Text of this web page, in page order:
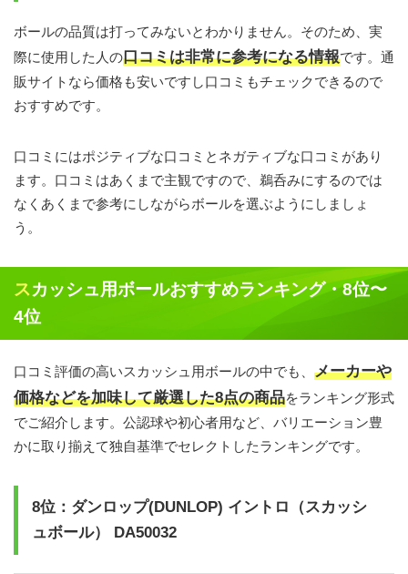
ボールの品質は打ってみないとわかりません。そのため、実
際に使用した人の口コミは非常に参考になる情報です。通
販サイトなら価格も安いですし口コミもチェックできるので
おすすめです。
口コミにはポジティブな口コミとネガティブな口コミがあり
ます。口コミはあくまで主観ですので、鵜呑みにするのでは
なくあくまで参考にしながらボールを選ぶようにしましょ
う。
スカッシュ用ボールおすすめランキング・8位〜
4位
口コミ評価の高いスカッシュ用ボールの中でも、 メーカーや
価格などを加味して厳選した8点の商品をランキング形式
でご紹介します。公認球や初心者用など、バリエーション豊
かに取り揃えて独自基準でセレクトしたランキングです。
8位：ダンロップ(DUNLOP) イントロ（スカッシ
ュボール） DA50032